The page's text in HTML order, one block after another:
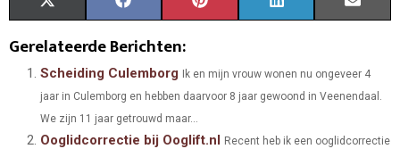
R
T
W R
C
E
B
A
R
N
T
E
R
K
A
R
A
I
Gerelateerde Berichten:
Scheiding Culemborg Ik en mijn vrouw wonen nu ongeveer 4
jaar in Culemborg en hebben daarvoor 8 jaar gewoond in Veenendaal.
We zijn 11 jaar getrouwd maar...
Ooglidcorrectie bij Ooglift.nl Recent heb ik een ooglidcorrectie